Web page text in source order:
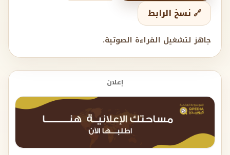
🔗 نسخ الرابط
جاهز لتشغيل القراءة الصوتية.
إعلان